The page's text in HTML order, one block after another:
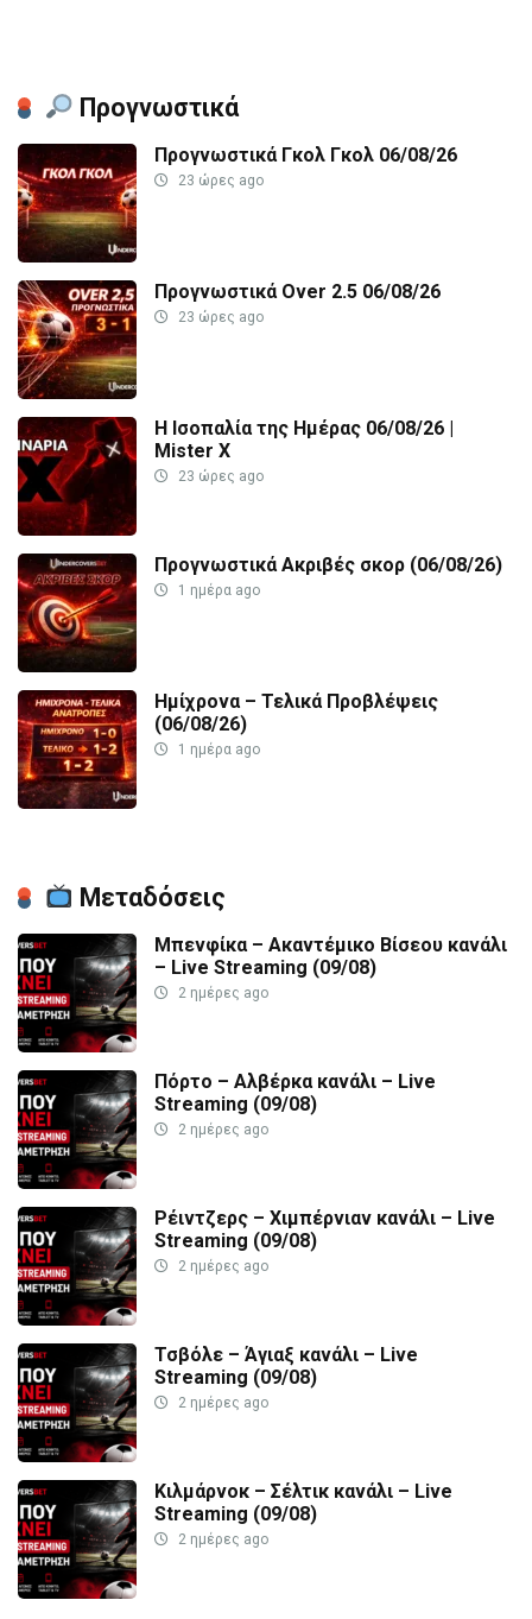
Προγνωστικά
Προγνωστικά Γκολ Γκολ 06/08/26
23 ώρες ago
Προγνωστικά Over 2.5 06/08/26
23 ώρες ago
Η Ισοπαλία της Ημέρας 06/08/26 |
Mister X
23 ώρες ago
Προγνωστικά Ακριβές σκορ (06/08/26)
1 ημέρα ago
Ημίχρονα – Τελικά Προβλέψεις
(06/08/26)
1 ημέρα ago
Μεταδόσεις
Μπενφίκα – Ακαντέμικο Βίσεου κανάλι
– Live Streaming (09/08)
2 ημέρες ago
Πόρτο – Αλβέρκα κανάλι – Live
Streaming (09/08)
2 ημέρες ago
Ρέιντζερς – Χιμπέρνιαν κανάλι – Live
Streaming (09/08)
2 ημέρες ago
Τσβόλε – Άγιαξ κανάλι – Live
Streaming (09/08)
2 ημέρες ago
Κιλμάρνοκ – Σέλτικ κανάλι – Live
Streaming (09/08)
2 ημέρες ago